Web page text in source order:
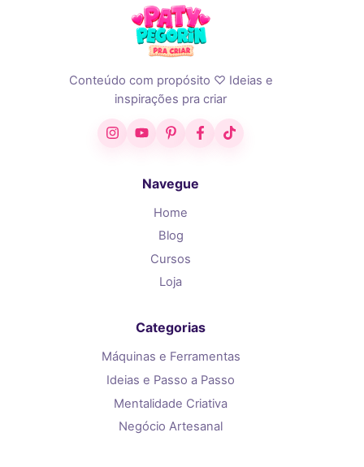
Conteúdo com propósito ♡ Ideias e
inspirações pra criar
InstagramYouTubePinterestFacebook
TikTok
Navegue
Home
Blog
Cursos
Loja
Categorias
Máquinas e Ferramentas
Ideias e Passo a Passo
Mentalidade Criativa
Negócio Artesanal